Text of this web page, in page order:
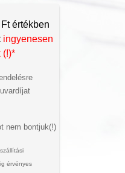
értékben
ingyenesen
(!)*
nem bontjuk(!)
érvényes